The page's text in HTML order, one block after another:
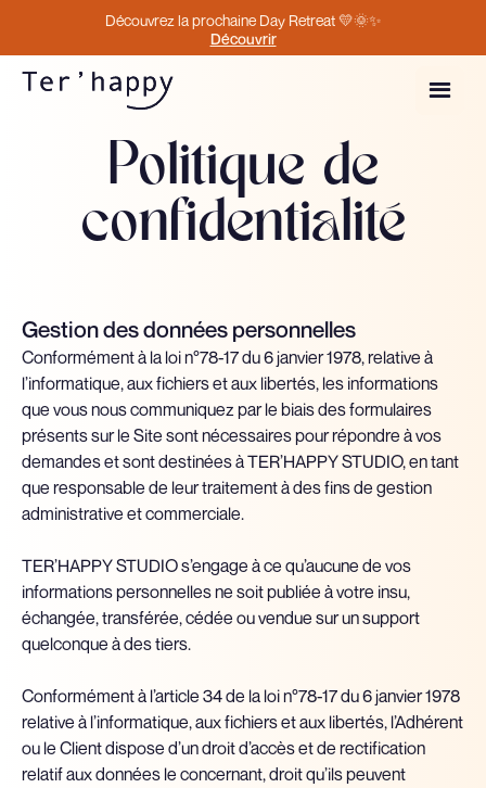
Découvrez la prochaine Day Retreat 💛🌞✨
Découvrir
Politique de
confidentialité
Gestion des données personnelles
Conformément à la loi n°78-17 du 6 janvier 1978, relative à
l’informatique, aux fichiers et aux libertés, les informations
que vous nous communiquez par le biais des formulaires
présents sur le Site sont nécessaires pour répondre à vos
demandes et sont destinées à TER’HAPPY STUDIO, en tant
que responsable de leur traitement à des fins de gestion
administrative et commerciale.
TER’HAPPY STUDIO s’engage à ce qu’aucune de vos
informations personnelles ne soit publiée à votre insu,
échangée, transférée, cédée ou vendue sur un support
quelconque à des tiers.
Conformément à l’article 34 de la loi n°78-17 du 6 janvier 1978
relative à l’informatique, aux fichiers et aux libertés, l’Adhérent
ou le Client dispose d’un droit d’accès et de rectification
relatif aux données le concernant, droit qu’ils peuvent